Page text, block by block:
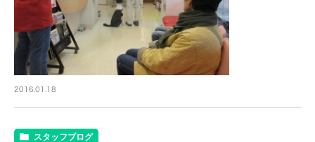
2016.01.18
スタッフブログ